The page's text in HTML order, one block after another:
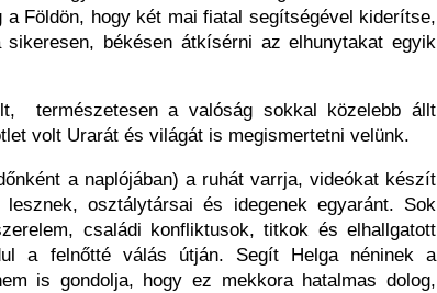
Földön, hogy két mai fiatal segítségével kiderítse,
békésen átkísérni az elhunytakat egyik
természetesen a valóság sokkal közelebb állt
volt Urarát és világát is megismertetni velünk.
a naplójában) a ruhát varrja, videókat készít
osztálytársai és idegenek egyaránt. Sok
családi konfliktusok, titkok és elhallgatott
a felnőtté válás útján. Segít Helga néninek a
is gondolja, hogy ez mekkora hatalmas dolog,